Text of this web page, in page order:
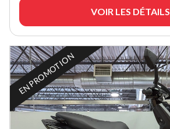
VOIR LES DÉTAILS
EN PROMOTION